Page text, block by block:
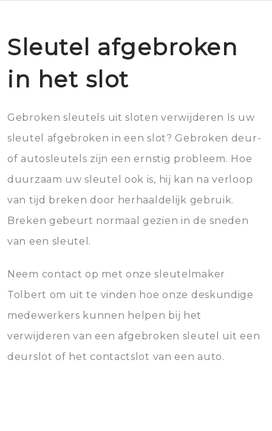
Sleutel afgebroken
in het slot
Gebroken sleutels uit sloten verwijderen Is uw
sleutel afgebroken in een slot? Gebroken deur-
of autosleutels zijn een ernstig probleem. Hoe
duurzaam uw sleutel ook is, hij kan na verloop
van tijd breken door herhaaldelijk gebruik.
Breken gebeurt normaal gezien in de sneden
van een sleutel.
Neem contact op met onze sleutelmaker
Tolbert om uit te vinden hoe onze deskundige
medewerkers kunnen helpen bij het
verwijderen van een afgebroken sleutel uit een
deurslot of het contactslot van een auto.